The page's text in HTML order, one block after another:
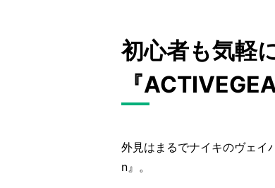
初心者も気軽
『
外見はまるでナイキのヴェイ
n』。